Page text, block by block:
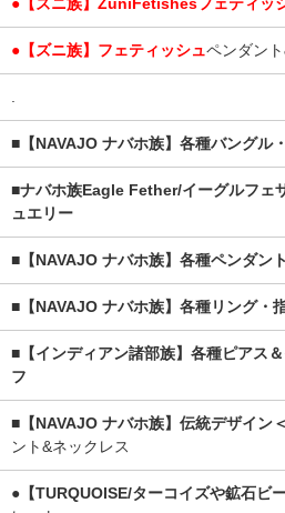
●【ズニ族】ZuniFetishesフェティッ
●【ズニ族】フェティッシュペンダン
.
■【NAVAJO ナバホ族】各種バングル
■ナバホ族Eagle Fether/イーグルフェ
ュエリー
■【NAVAJO ナバホ族】各種ペンダン
■【NAVAJO ナバホ族】各種リング・
■【インディアン諸部族】各種ピアス
フ
■【NAVAJO ナバホ族】伝統デザイン
ント&ネックレス
●【TURQUOISE/ターコイズや鉱石ビー